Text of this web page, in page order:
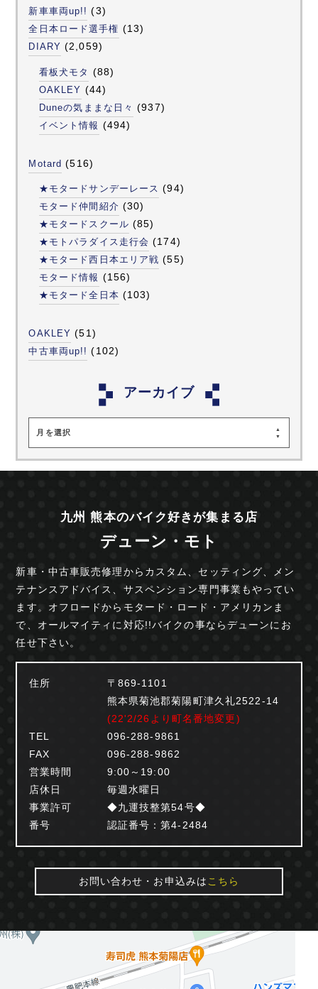
新車車両up!! (3)
全日本ロード選手権 (13)
DIARY (2,059)
看板犬モタ (88)
OAKLEY (44)
Duneの気ままな日々 (937)
イベント情報 (494)
Motard (516)
★モタードサンデーレース (94)
モタード仲間紹介 (30)
★モタードスクール (85)
★モトパラダイス走行会 (174)
★モタード西日本エリア戦 (55)
モタード情報 (156)
★モタード全日本 (103)
OAKLEY (51)
中古車両up!! (102)
アーカイブ
月を選択
九州 熊本のバイク好きが集まる店
デューン・モト
新車・中古車販売修理からカスタム、セッティング、
メン
テナンスアドバイス、サスペンション専門事業もやってい
ます。オフロードからモタード・ロード・ アメリカンま
で、オールマイティに対応!!バイクの事ならデューンにお
任せ下さい。
住所
〒869-1101
熊本県菊池郡菊陽町津久礼2522-14
(22'2/26より町名番地変更)
TEL
096-288-9861
FAX
096-288-9862
営業時間
9:00～19:00
店休日
毎週水曜日
事業許可
番号
◆九運技整第54号◆
認証番号：第4-2484
お問い合わせ・お申込みはこちら